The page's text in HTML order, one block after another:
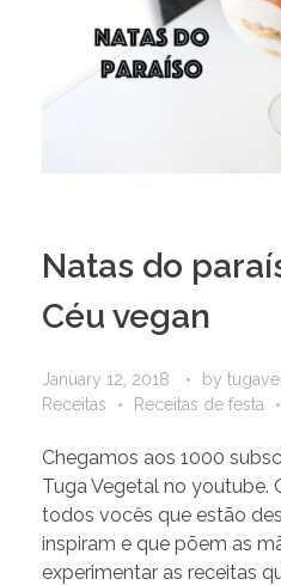
Natas do
Céu vegan
January 12, 2018 by
Receitas
Receitas de festa
Chegamos aos 1000
Tuga Vegetal no youtube.
todos vocês que estão
inspiram e que põem as
experimentar as receitas